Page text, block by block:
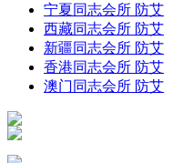
宁夏同志会所 防艾
西藏同志会所 防艾
新疆同志会所 防艾
香港同志会所 防艾
澳门同志会所 防艾